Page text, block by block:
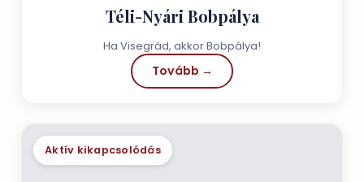
Téli-Nyári Bobpálya
Ha Visegrád, akkor Bobpálya!
Tovább →
Aktív kikapcsolódás